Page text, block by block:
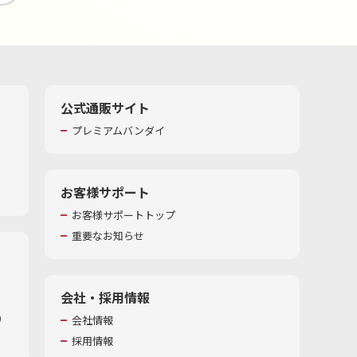
公式通販サイト
プレミアムバンダイ
お客様サポート
お客様サポートトップ
重要なお知らせ
会社・採用情報
会社情報
採用情報